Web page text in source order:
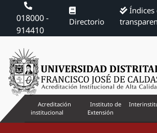
018000 -
914410
Directorio
Índices
Acreditación
institucional
Instituto de
Extensión